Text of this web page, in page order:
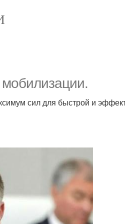
сил для быстрой и